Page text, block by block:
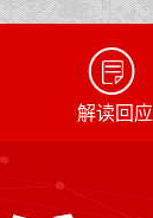
解读回应